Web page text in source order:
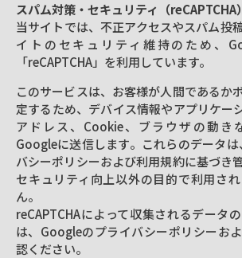
スパム対策・セキュリティ（reCAPTCHA）
当サイトでは、不正アクセスやスパム投
イトのセキュリティ維持のため、
「reCAPTCHA」を利用しています。
このサービスは、お客様が人間であるか
定するため、デバイス情報やアプリケー
アドレス、Cookie、ブラウザの動き
Googleに送信します。これらのデータ
バシーポリシーおよび利用規約に基づき
セキュリティ向上以外の目的で利用さ
ん。
reCAPTCHAによって収集されるデータ
は、Googleのプライバシーポリシーお
認ください。